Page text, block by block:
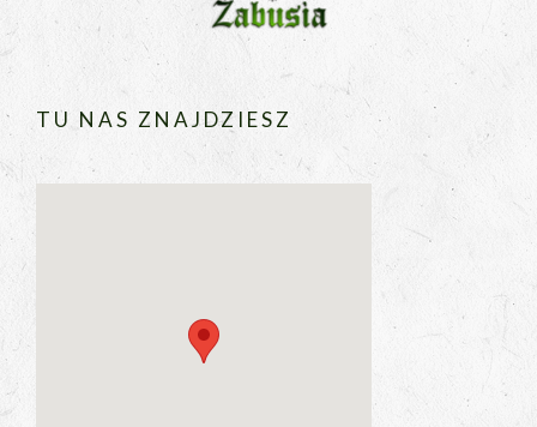
TU NAS ZNAJDZIESZ